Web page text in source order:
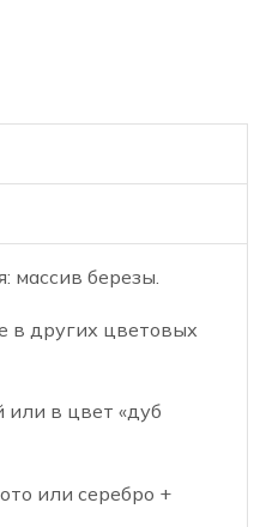
массив березы.
в других цветовых
или в цвет «дуб
или серебро +